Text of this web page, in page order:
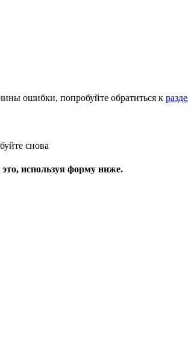
ошибки, попробуйте обратиться к
снова
используя форму ниже.